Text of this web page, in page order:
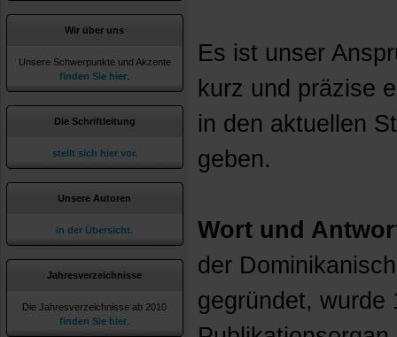
Wir über uns
Unsere Schwerpunkte und Akzente
finden Sie hier
Die Schriftleitung
stellt sich hier vor.
Unsere Autoren
in der Übersicht.
Jahresverzeichnisse
Die Jahresverzeichnisse ab 2010
finden Sie hier
Es ist unser
kurz und präzise
in den aktuellen
geben.
Wort und
der
gegründet, wurde